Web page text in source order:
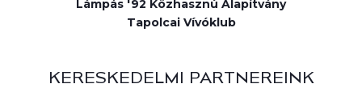
Lámpás '92 Közhasznú Alapítvány
Tapolcai Vívóklub
KERESKEDELMI PARTNEREINK